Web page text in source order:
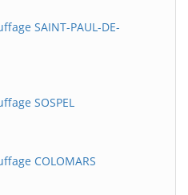
SAINT-PAUL-DE-
SOSPEL
COLOMARS